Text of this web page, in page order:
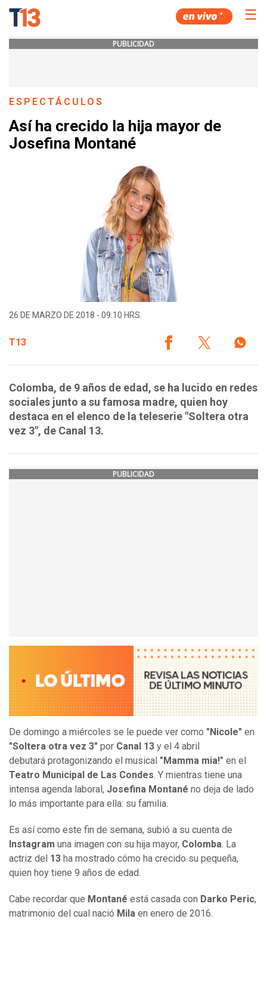
☰
PUBLICIDAD
ESPECTÁCULOS
Así ha crecido la hija mayor de
Josefina Montané
26 DE MARZO DE 2018 - 09:10 HRS.
T13
Colomba, de 9 años de edad, se ha lucido en redes
sociales junto a su famosa madre, quien hoy
destaca en el elenco de la teleserie "Soltera otra
vez 3", de Canal 13.
PUBLICIDAD
De domingo a miércoles se le puede ver como "Nicole" en
"Soltera otra vez 3" por Canal 13 y el 4 abril
debutará protagonizando el musical "Mamma mia!" en el
Teatro Municipal de Las Condes. Y mientras tiene una
intensa agenda laboral, Josefina Montané no deja de lado
lo más importante para ella: su familia.
Es así como este fin de semana, subió a su cuenta de
Instagram una imagen con su hija mayor, Colomba. La
actriz del 13 ha mostrado cómo ha crecido su pequeña,
quien hoy tiene 9 años de edad.
Cabe recordar que Montané está casada con Darko Peric,
matrimonio del cual nació Mila en enero de 2016.